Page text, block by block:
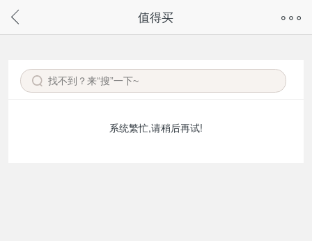
请通过微信或支付宝搜“奇兔客小程序”访问
值得买
系统繁忙,请稍后再试!